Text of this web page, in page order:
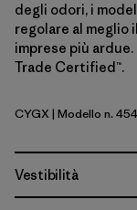
degli odori, i
regolare al meglio
imprese più
Trade Certified™.
Canopy Green - Light Canopy Green X-Dye
CYGX | Modello n.
Vestibilità